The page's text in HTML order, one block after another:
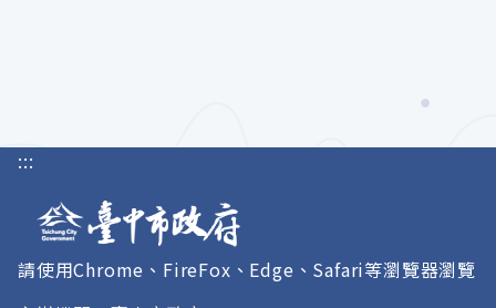
:::
請使用Chrome、FireFox、Edge、Safari等瀏覽器瀏覽